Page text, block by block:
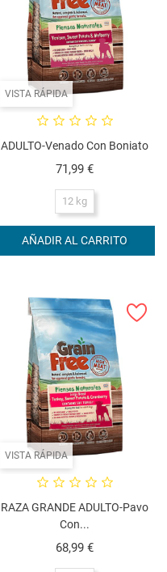
VISTA RÁPIDA
ADULTO-Venado Con Boniato
71,99 €Precio
12 kg
AÑADIR AL CARRITO
VISTA RÁPIDA
RAZA GRANDE ADULTO-Pavo
Con...
68,99 €Precio